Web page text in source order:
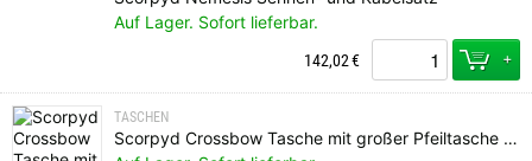
Auf Lager. Sofort lieferbar.
142,02€ +
TASCHEN
Scorpyd Crossbow Tasche mit großer Pfeiltasche (Rucksack-Funktion)